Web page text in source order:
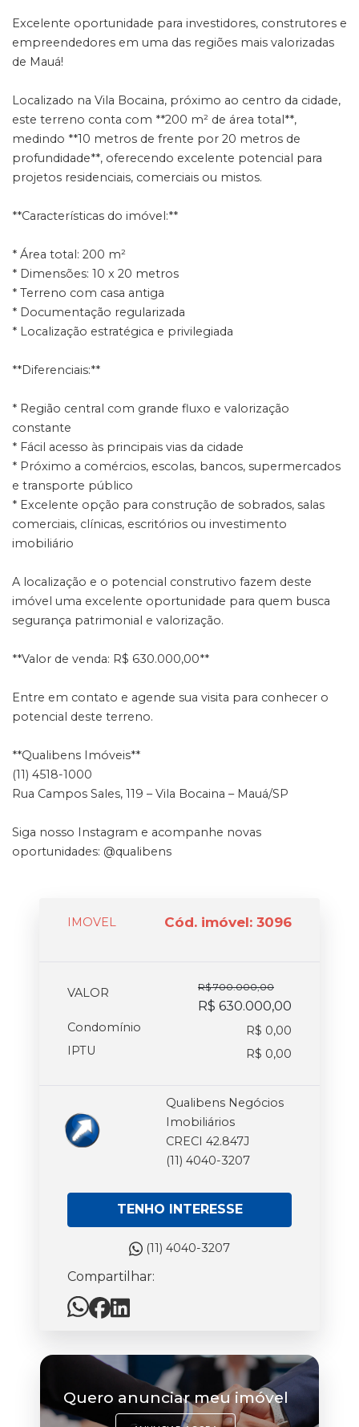
Excelente oportunidade para investidores, construtores e
empreendedores em uma das regiões mais valorizadas
de Mauá!
Localizado na Vila Bocaina, próximo ao centro da cidade,
este terreno conta com **200 m² de área total**,
medindo **10 metros de frente por 20 metros de
profundidade**, oferecendo excelente potencial para
projetos residenciais, comerciais ou mistos.
**Características do imóvel:**
* Área total: 200 m²
* Dimensões: 10 x 20 metros
* Terreno com casa antiga
* Documentação regularizada
* Localização estratégica e privilegiada
**Diferenciais:**
* Região central com grande fluxo e valorização
constante
* Fácil acesso às principais vias da cidade
* Próximo a comércios, escolas, bancos, supermercados
e transporte público
* Excelente opção para construção de sobrados, salas
comerciais, clínicas, escritórios ou investimento
imobiliário
A localização e o potencial construtivo fazem deste
imóvel uma excelente oportunidade para quem busca
segurança patrimonial e valorização.
**Valor de venda: R$ 630.000,00**
Entre em contato e agende sua visita para conhecer o
potencial deste terreno.
**Qualibens Imóveis**
(11) 4518-1000
Rua Campos Sales, 119 – Vila Bocaina – Mauá/SP
Siga nosso Instagram e acompanhe novas
oportunidades: @qualibens
IMOVEL Cód. imóvel: 3096
VALOR R$ 700.000,00
R$ 630.000,00
Condomínio
R$ 0,00
IPTU
R$ 0,00
Qualibens Negócios
Imobiliários
CRECI 42.847J
(11) 4040-3207
TENHO INTERESSE
(11) 4040-3207
Compartilhar:
Quero anunciar meu imóvel